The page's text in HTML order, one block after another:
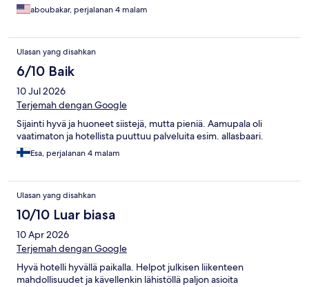
retourner un jour.
aboubakar, perjalanan 4 malam
Ulasan yang disahkan
6/10 Baik
10 Jul 2026
Terjemah dengan Google
Sijainti hyvä ja huoneet siistejä, mutta pieniä. Aamupala oli
vaatimaton ja hotellista puuttuu palveluita esim. allasbaari.
Esa, perjalanan 4 malam
Ulasan yang disahkan
10/10 Luar biasa
10 Apr 2026
Terjemah dengan Google
Hyvä hotelli hyvällä paikalla. Helpot julkisen liikenteen
mahdollisuudet ja kävellenkin lähistöllä paljon asioita